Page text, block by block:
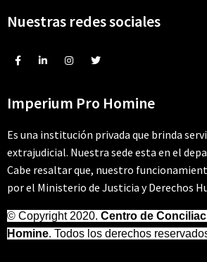
Nuestras redes sociales
Imperium Pro Homine
Es una institución privada que brinda
extrajudicial. Nuestra sede esta en el
Cabe resaltar que, nuestro
por el Ministerio de Justicia y Derechos
© Copyright 2020. Centro de
Homine. Todos los derechos